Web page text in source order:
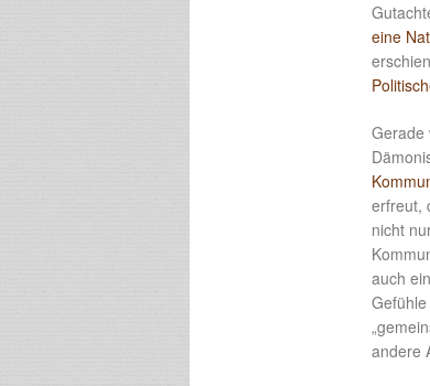
eine
Gerade
erfreut,
nicht
auch
Gefühle
andere